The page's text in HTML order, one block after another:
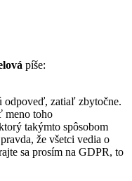
píše:
odpoveď, zatiaľ zbytočne.
meno toho
takýmto spôsobom
že všetci vedia o
sa prosím na GDPR, to